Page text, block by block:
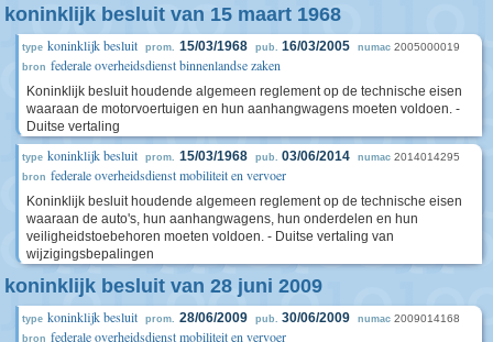
koninklijk besluit van 15 maart 1968
type koninklijk besluit prom. 15/03/1968 pub. 16/03/2005 numac 2005000019
bron federale overheidsdienst binnenlandse zaken
Koninklijk besluit houdende algemeen reglement op de technische eisen
waaraan de motorvoertuigen en hun aanhangwagens moeten voldoen. -
Duitse vertaling
type koninklijk besluit prom. 15/03/1968 pub. 03/06/2014 numac 2014014295
bron federale overheidsdienst mobiliteit en vervoer
Koninklijk besluit houdende algemeen reglement op de technische eisen
waaraan de auto's, hun aanhangwagens, hun onderdelen en hun
veiligheidstoebehoren moeten voldoen. - Duitse vertaling van
wijzigingsbepalingen
koninklijk besluit van 28 juni 2009
type koninklijk besluit prom. 28/06/2009 pub. 30/06/2009 numac 2009014168
bron federale overheidsdienst mobiliteit en vervoer